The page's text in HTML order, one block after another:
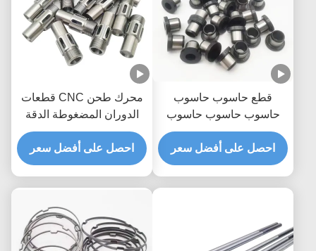
قطع حاسوب حاسوب
حاسوب حاسوب حاسوب
حاسوب حديد ألومنيوم عالية
الدقة
احصل على أفضل سعر
محرك طحن CNC قطعات
الدوران المضغوطة الدقة
قطع قطع CNC المخصصة
احصل على أفضل سعر